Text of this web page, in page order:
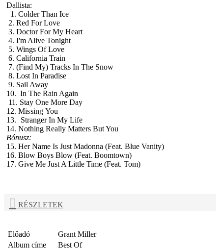
Dallista:
1. Colder Than Ice
2. Red For Love
3. Doctor For My Heart
4. I'm Alive Tonight
5. Wings Of Love
6. California Train
7. (Find My) Tracks In The Snow
8. Lost In Paradise
9. Sail Away
10. In The Rain Again
11. Stay One More Day
12. Missing You
13. Stranger In My Life
14. Nothing Really Matters But You
Bónusz:
15. Her Name Is Just Madonna (Feat. Blue Vanity)
16. Blow Boys Blow (Feat. Boomtown)
17. Give Me Just A Little Time (Feat. Tom)
RÉSZLETEK
Előadó
Grant Miller
Album címe
Best Of